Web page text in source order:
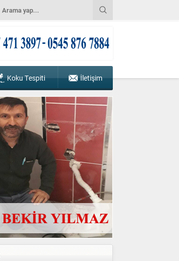
Koku Tespiti İletişim